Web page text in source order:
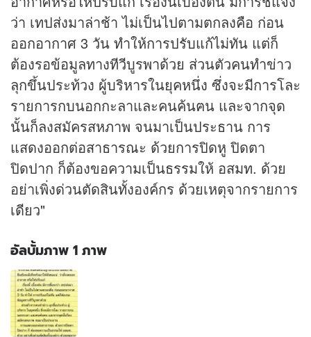
ว่า เทปส่งมาล่าช้า ไม่เป็นไปตามตกลงคือ ก่อน
ออกอากาศ 3 วัน ทำให้การปรับแก้ไม่ทัน แต่ก็
ต้องรอข้อมูลทางทีวีบูรพาด้วย ส่วนตัวคนทำข่าว
ลุกขึ้นประท้วง ผู้บริหารในยุคหนึ่ง ซึ่งจะมีการโละ
รายการกบนอกกะลาและคนค้นฅน และจากจุด
นั้นก็ลงสมัครสหภาพ จนมาเป็นประธาน การ
แสดงออกต่อสาธารณะ ด้วยการปิดหู ปิดตา
ปิดปาก ก็ต้องขอความเป็นธรรมให้ อสมท. ด้วย
อย่าเพิ่งด่วนตัดสินทั้งองค์กร ด้วยเหตุจากรายการ
เดียว"
อัลบั้มภาพ 1 ภาพ
อัลบั้ม
ภาพ
ภาพ